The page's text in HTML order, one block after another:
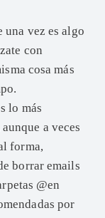
una vez es algo
con
cosa más
lo más
a veces
forma,
borrar emails
@en
por